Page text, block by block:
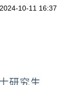
10-11 16:37